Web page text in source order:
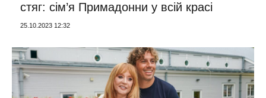
стяг: сім’я Примадонни у всій красі
25.10.2023 12:32